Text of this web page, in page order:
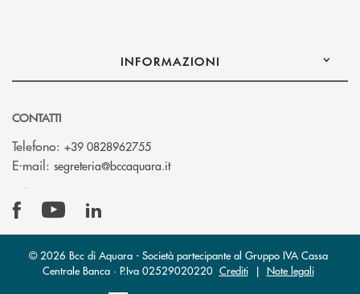
INFORMAZIONI
CONTATTI
Telefono: +39 0828962755
E-mail: segreteria@bccaquara.it(si apre l’app di posta elettronica)
© 2026 Bcc di Aquara - Società partecipante al Gruppo IVA Cassa
Centrale Banca · P.Iva 02529020220 Crediti| Note legali